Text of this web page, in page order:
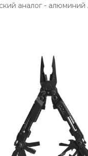
аналог - алюминий